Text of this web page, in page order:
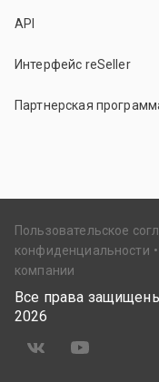
API
Интерфейс reSeller
Партнерская
Пользовательское
конфиденциальности
компании
Все права
2026